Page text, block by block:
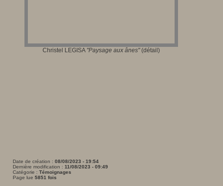
Christel LEGISA "Paysage aux ânes"(détail)
Date de création : 08/08/2023 - 19:54
Dernière modification : 11/08/2023 - 09:49
Catégorie : Témoignages
Page lue 5851 fois